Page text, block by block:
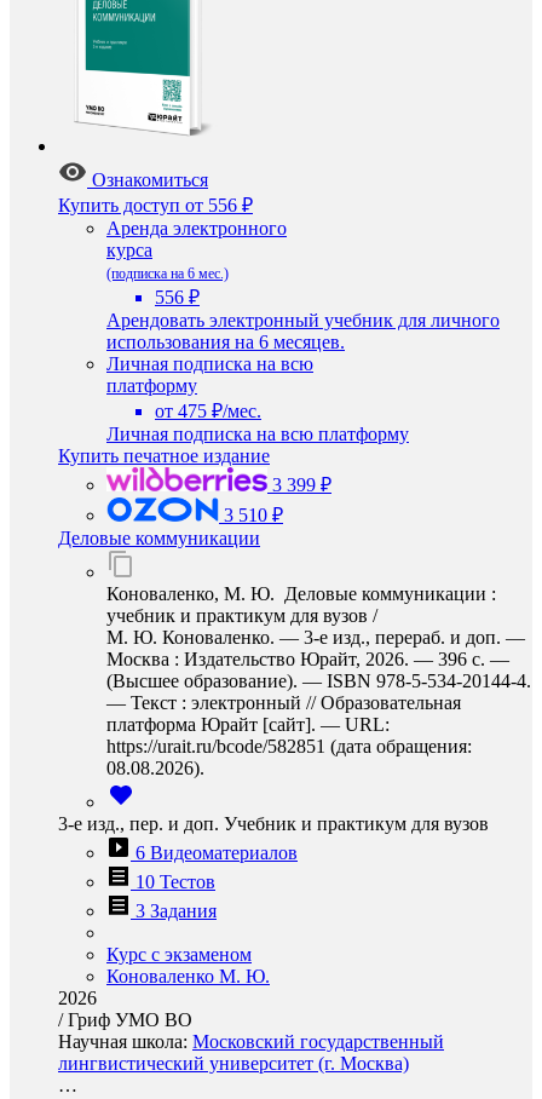
Ознакомиться
Купить доступ от 556 ₽
Аренда электронного
курса
(подписка на 6 мес.)
556 ₽
Арендовать электронный учебник для личного
использования на 6 месяцев.
Личная подписка на всю
платформу
от 475 ₽/мес.
Личная подписка на всю платформу
Купить печатное издание
3 399 ₽
3 510 ₽
Деловые коммуникации
Коноваленко, М. Ю. Деловые коммуникации :
учебник и практикум для вузов /
М. Ю. Коноваленко. — 3-е изд., перераб. и доп. —
Москва : Издательство Юрайт, 2026. — 396 с. —
(Высшее образование). — ISBN 978-5-534-20144-4.
— Текст : электронный // Образовательная
платформа Юрайт [сайт]. — URL:
https://urait.ru/bcode/582851 (дата обращения:
08.08.2026).
3-е изд., пер. и доп. Учебник и практикум для вузов
6 Видеоматериалов
10 Тестов
3 Задания
Курс с экзаменом
Коноваленко М. Ю.
2026
/Гриф УМО ВО
Научная школа: Московский государственный
лингвистический университет (г. Москва)
…